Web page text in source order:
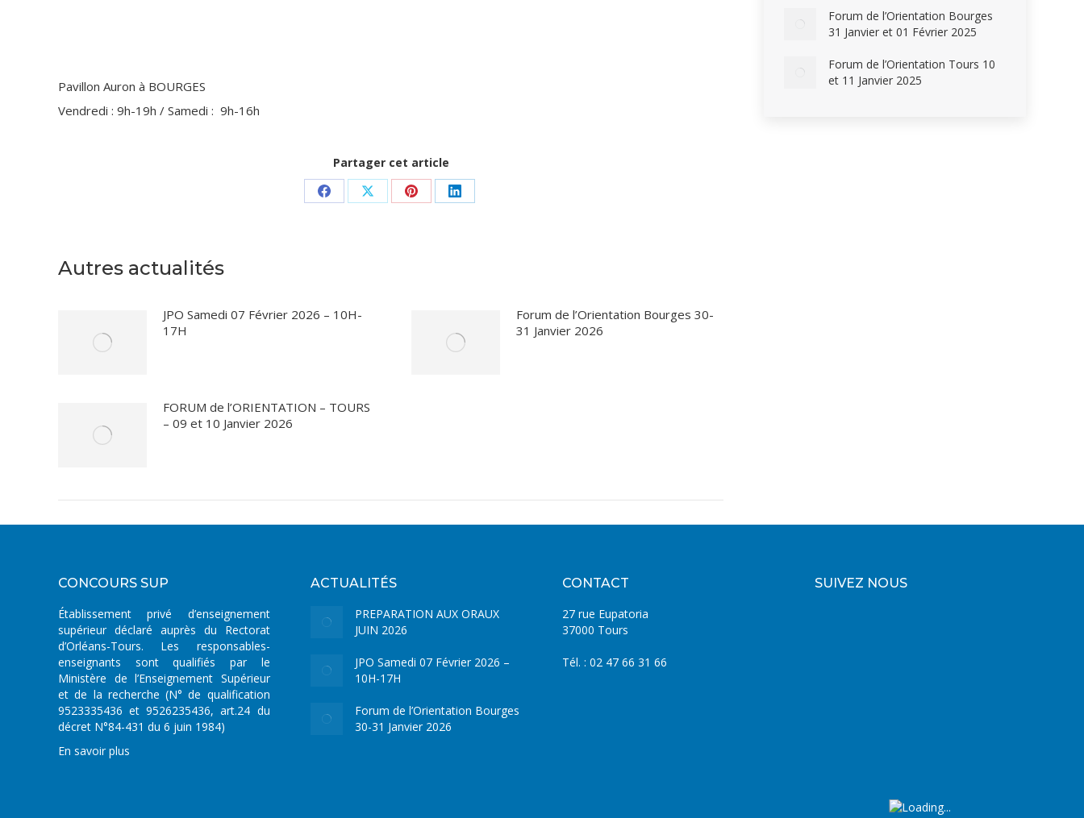
Pavillon Auron à BOURGES
Vendredi : 9h-19h / Samedi : 9h-16h
Partager cet article
PartagerPartagerPartagerPartager
Autres actualités
JPO Samedi 07 Février 2026 – 10H-
17H
Forum de l’Orientation Bourges 30-
31 Janvier 2026
FORUM de l’ORIENTATION – TOURS
– 09 et 10 Janvier 2026
Forum de l’Orientation Bourges
31 Janvier et 01 Février 2025
Forum de l’Orientation Tours 10
et 11 Janvier 2025
CONCOURS SUP
Établissement privé d’enseignement
supérieur déclaré auprès du Rectorat
d’Orléans-Tours. Les responsables-
enseignants sont qualifiés par le
Ministère de l’Enseignement Supérieur
et de la recherche (N° de qualification
9523335436 et 9526235436, art.24 du
décret N°84-431 du 6 juin 1984)
En savoir plus
ACTUALITÉS
PREPARATION AUX ORAUX
JUIN 2026
JPO Samedi 07 Février 2026 –
10H-17H
Forum de l’Orientation Bourges
30-31 Janvier 2026
CONTACT
27 rue Eupatoria
37000 Tours
Tél. : 02 47 66 31 66
SUIVEZ NOUS